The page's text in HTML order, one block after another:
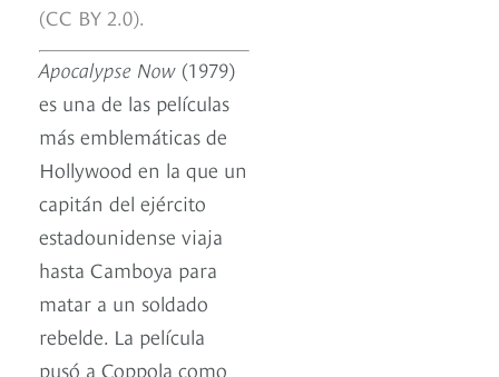
(CC BY 2.0).
Apocalypse Now (1979)
es una de las películas
más emblemáticas de
Hollywood en la que un
capitán del ejército
estadounidense viaja
hasta Camboya para
matar a un soldado
rebelde. La película
pusó a Coppola como